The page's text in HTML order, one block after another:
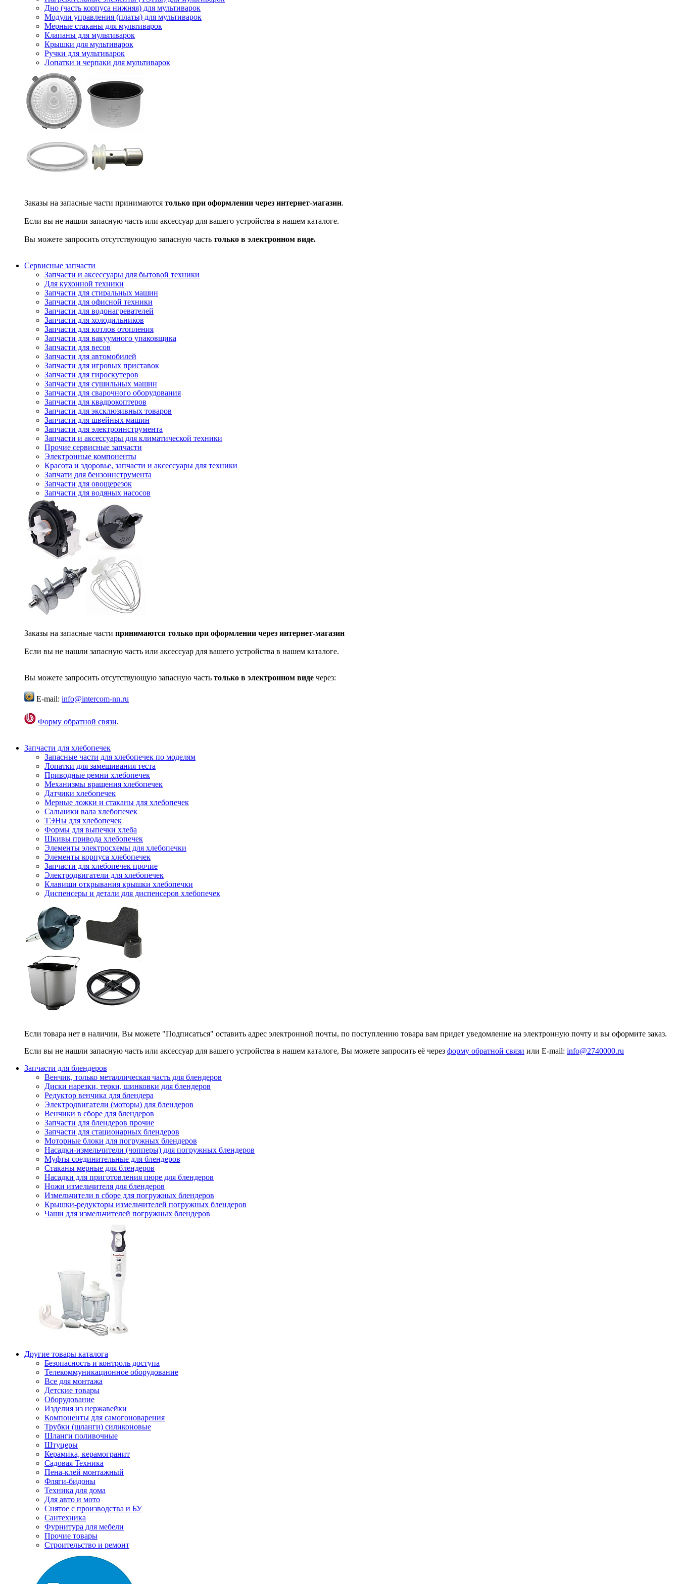
Дно (часть корпуса нижняя) для мультиварок
Модули управления (платы) для мультиварок
Мерные стаканы для мультиварок
Клапаны для мультиварок
Крышки для мультиварок
Ручки для мультиварок
Лопатки и черпаки для мультиварок
Заказы на запасные части принимаются только при оформлении через интернет-магазин.
Если вы не нашли запасную часть или аксессуар для вашего устройства в нашем каталоге.
Вы можете запросить отсутствующую запасную часть только в электронном виде.
Сервисные запчасти
Запчасти и аксессуары для бытовой техники
Для кухонной техники
Запчасти для стиральных машин
Запчасти для офисной техники
Запчасти для водонагревателей
Запчасти для холодильников
Запчасти для котлов отопления
Запчасти для вакуумного упаковщика
Запчасти для весов
Запчасти для автомобилей
Запчасти для игровых приставок
Запчасти для гироскутеров
Запчасти для сушильных машин
Запчасти для сварочного оборудования
Запчасти для квадрокоптеров
Запчасти для эксклюзивных товаров
Запчасти для швейных машин
Запчасти для электроинструмента
Запчасти и аксессуары для климатической техники
Прочие сервисные запчасти
Электронные компоненты
Красота и здоровье, запчасти и аксессуары для техники
Запчати для бензоинструмента
Запчасти для овощерезок
Запчасти для водяных насосов
Заказы на запасные части принимаются только при оформлении через интернет-магазин
Если вы не нашли запасную часть или аксессуар для вашего устройства в нашем каталоге.
Вы можете запросить отсутствующую запасную часть только в электронном виде через:
E-mail: info@intercom-nn.ru
Форму обратной связи.
Запчасти для хлебопечек
Запасные части для хлебопечек по моделям
Лопатки для замешивания теста
Приводные ремни хлебопечек
Механизмы вращения хлебопечек
Датчики хлебопечек
Мерные ложки и стаканы для хлебопечек
Сальники вала хлебопечек
ТЭНы для хлебопечек
Формы для выпечки хлеба
Шкивы привода хлебопечек
Элементы электросхемы для хлебопечки
Элементы корпуса хлебопечек
Запчасти для хлебопечек прочие
Электродвигатели для хлебопечек
Клавиши открывания крышки хлебопечки
Диспенсеры и детали для диспенсеров хлебопечек
Если товара нет в наличии, Вы можете "Подписаться" оставить адрес электронной почты, по поступлению товара вам придет уведомление на электронную почту и вы оформите заказ.
Если вы не нашли запасную часть или аксессуар для вашего устройства в нашем каталоге, Вы можете запросить её через форму обратной связи или E-mail: info@2740000.ru
Запчасти для блендеров
Венчик, только металлическая часть для блендеров
Диски нарезки, терки, шинковки для блендеров
Редуктор венчика для блендера
Электродвигатели (моторы) для блендеров
Венчики в сборе для блендеров
Запчасти для блендеров прочие
Запчасти для стационарных блендеров
Моторные блоки для погружных блендеров
Насадки-измельчители (чопперы) для погружных блендеров
Муфты соединительные для блендеров
Стаканы мерные для блендеров
Насадки для приготовления пюре для блендеров
Ножи измельчителя для блендеров
Измельчители в сборе для погружных блендеров
Крышки-редукторы измельчителей погружных блендеров
Чаши для измельчителей погружных блендеров
Другие товары каталога
Безопасность и контроль доступа
Телекоммуникационное оборудование
Все для монтажа
Детские товары
Оборудование
Изделия из нержавейки
Компоненты для самогоноварения
Трубки (шланги) силиконовые
Шланги поливочные
Штуцеры
Керамика, керамогранит
Садовая Техника
Пена-клей монтажный
Фляги-бидоны
Техника для дома
Для авто и мото
Снятое с производства и БУ
Сантехника
Фурнитура для мебели
Прочие товары
Строительство и ремонт